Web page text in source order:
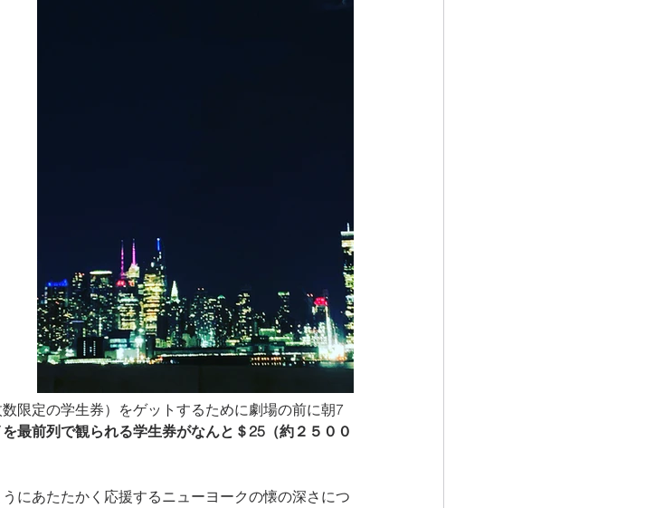
限定の学生券）をゲットするために劇場の前に朝7
最前列で観られる学生券がなんと＄25（約２５００
にあたたかく応援するニューヨークの懐の深さにつ